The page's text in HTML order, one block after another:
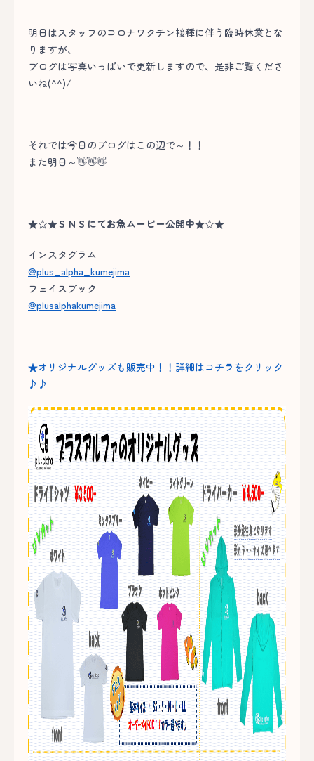
明日はスタッフのコロナワクチン接種に伴う臨時休業とな
りますが、
ブログは写真いっぱいで更新しますので、是非ご覧くださ
いね(^^)/
それでは今日のブログはこの辺で～！！
また明日～👋👋👋
★☆★ＳＮＳにてお魚ムービー公開中★☆★
インスタグラム
@plus_alpha_kumejima
フェイスブック
@plusalphakumejima
★オリジナルグッズも販売中！！詳細はコチラをクリック
♪♪